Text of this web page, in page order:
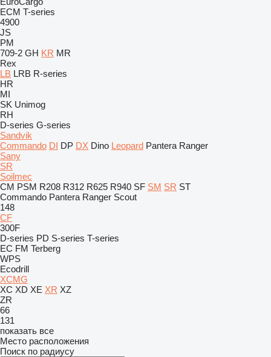
ECM T-series
4900
JS
PM
709-2 GH KR MR
Rex
LB LRB R-series
HR
MI
SK Unimog
RH
D-series G-series
Sandvik
Commando DI DP DX Dino Leopard Pantera Ranger
Sany
SR
Soilmec
CM PSM R208 R312 R625 R940 SF SM SR ST
Commando Pantera Ranger Scout
148
CF
300F
D-series PD S-series T-series
EC FM Terberg
WPS
Ecodrill
XCMG
XC XD XE XR XZ
ZR
66
131
показать все
Место расположения
Поиск по радиусу